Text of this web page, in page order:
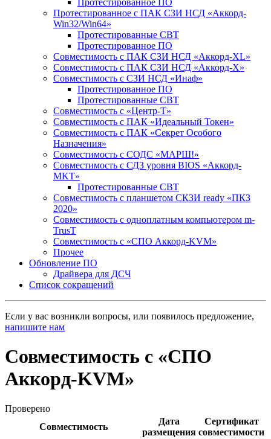
Протестированное ПО
Протестированное с ПАК СЗИ НСД «Аккорд-
Win32/Win64»
Протестированные СВТ
Протестированное ПО
Совместимость с ПАК СЗИ НСД «Аккорд-ХL»
Совместимость с ПАК СЗИ НСД «Аккорд-Х»
Совместимость с СЗИ НСД «Инаф»
Протестированное ПО
Протестированные СВТ
Совместимость с «Центр-Т»
Совместимость с ПАК «Идеальный Токен»
Совместимость с ПАК «Секрет Особого
Назначения»
Cовместимость с СОДС «МАРШ!»
Совместимость с СДЗ уровня BIOS «Аккорд-
MKT»
Протестированные СВТ
Совместимость с планшетом СКЗИ ready «ПКЗ
2020»
Совместимость с одноплатным компьютером m-
TrusT
Совместимость с «СПО Аккорд-KVM»
Прочее
Обновление ПО
Драйвера для ДСЧ
Список сокращений
Если у вас возникли вопросы, или появилось предложение,
напишите нам
Совместимость с «СПО
Аккорд-KVM»
Проверено
Совместимость
Дата
размещения
Сертификат
совместимости